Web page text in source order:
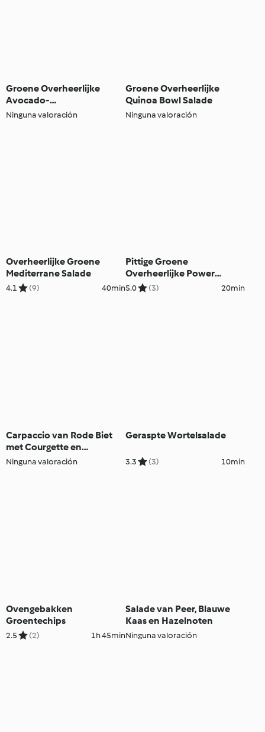
Groene Overheerlijke
Avocado-
Komkommersalade
Ninguna valoración
Groene Overheerlijke
Quinoa Bowl Salade
Ninguna valoración
Overheerlijke Groene
Mediterrane Salade
4.1 (9) 40min
Pittige Groene
Overheerlijke Power
Salade
5.0 (3) 20min
Carpaccio van Rode Biet
met Courgette en
Mozarella
Ninguna valoración
Geraspte Wortelsalade
3.3 (3) 10min
Ovengebakken
Groentechips
2.5 (2) 1h 45min
Salade van Peer, Blauwe
Kaas en Hazelnoten
Ninguna valoración